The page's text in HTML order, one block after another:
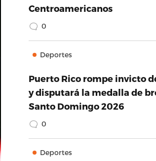
Centroamericanos
0
Deportes
Puerto Rico rompe invicto
y disputará la medalla de
Santo Domingo 2026
0
Deportes